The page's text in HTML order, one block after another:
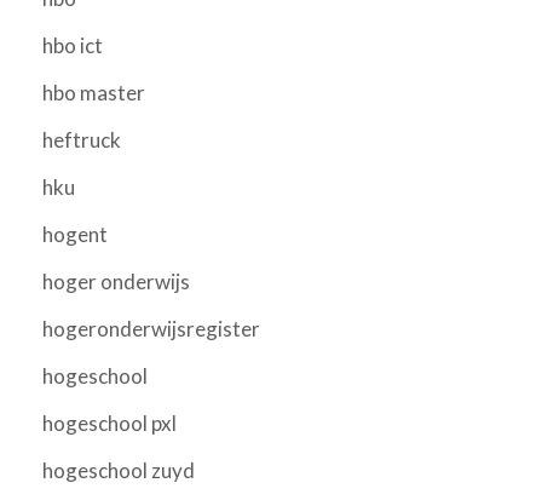
hbo ict
hbo master
heftruck
hku
hogent
hoger onderwijs
hogeronderwijsregister
hogeschool
hogeschool pxl
hogeschool zuyd